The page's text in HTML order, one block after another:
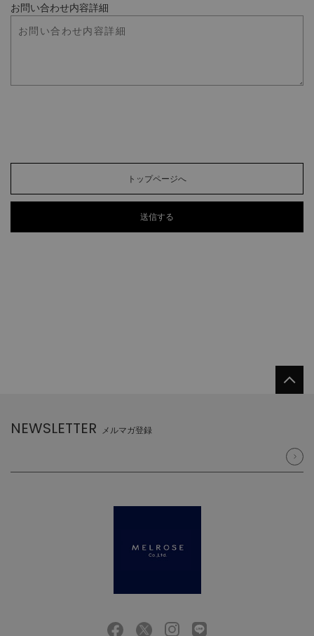
お問い合わせ内容詳細
トップページへ
NEWSLETTER メルマガ登録